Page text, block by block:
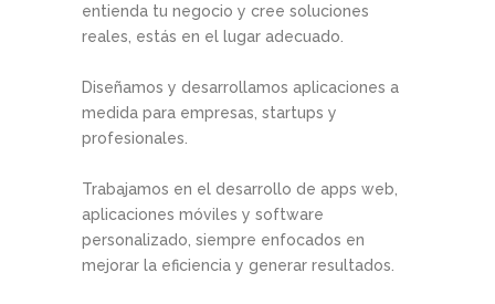
entienda tu negocio y cree soluciones
reales, estás en el lugar adecuado.
Diseñamos y desarrollamos aplicaciones a
medida para empresas, startups y
profesionales.
Trabajamos en el desarrollo de apps web,
aplicaciones móviles y software
personalizado, siempre enfocados en
mejorar la eficiencia y generar resultados.